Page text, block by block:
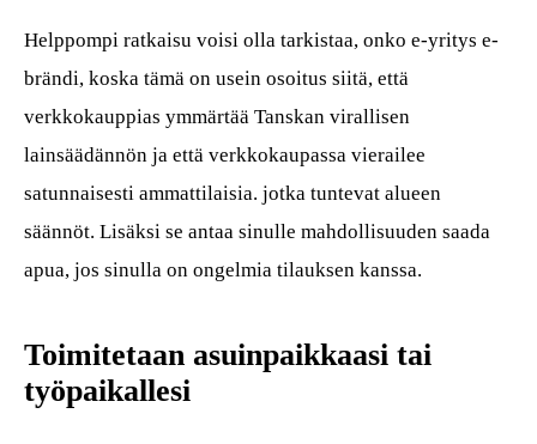
Helppompi ratkaisu voisi olla tarkistaa, onko e-yritys e-
brändi, koska tämä on usein osoitus siitä, että
verkkokauppias ymmärtää Tanskan virallisen
lainsäädännön ja että verkkokaupassa vierailee
satunnaisesti ammattilaisia. jotka tuntevat alueen
säännöt. Lisäksi se antaa sinulle mahdollisuuden saada
apua, jos sinulla on ongelmia tilauksen kanssa.
Toimitetaan asuinpaikkaasi tai
työpaikallesi